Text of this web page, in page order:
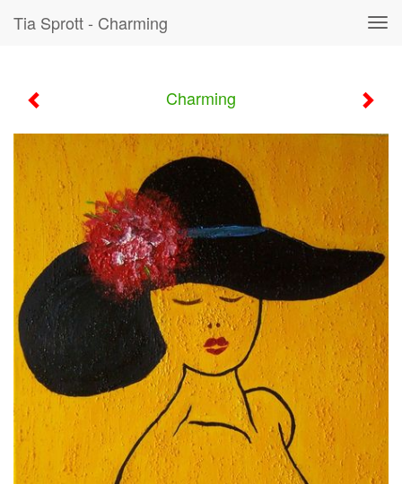
Tia Sprott - Charming
Charming